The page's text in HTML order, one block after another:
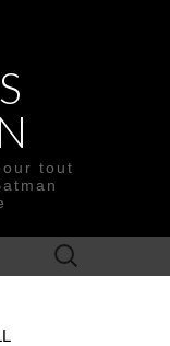
tout
Rechercher :